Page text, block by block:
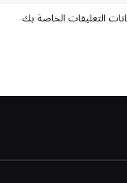
التعليقات الخاصة بك